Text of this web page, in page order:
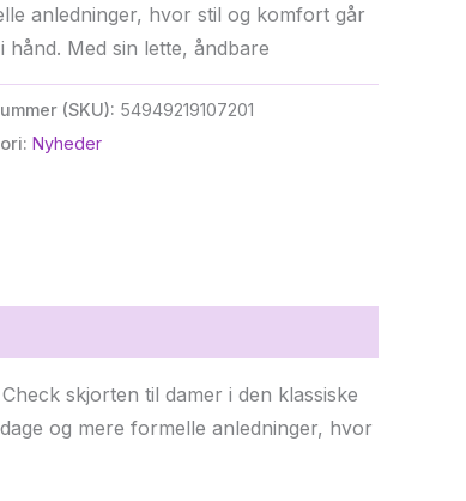
anledninger, hvor stil og komfort går
hånd. Med sin lette, åndbare
(SKU): 54949219107201
Nyheder
skjorten til damer i den klassiske
og mere formelle anledninger, hvor